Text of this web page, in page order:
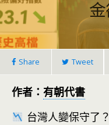
Share Tweet
作者： 有朝代書
台灣人變保守了